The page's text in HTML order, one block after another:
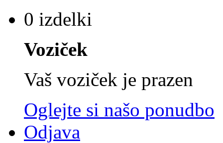
0 izdelki
Voziček
Vaš voziček je prazen
Oglejte si našo ponudbo
Odjava